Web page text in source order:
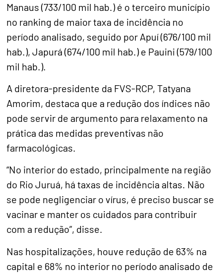
Manaus (733/100 mil hab.) é o terceiro município
no ranking de maior taxa de incidência no
período analisado, seguido por Apuí (676/100 mil
hab.), Japurá (674/100 mil hab.) e Pauini (579/100
mil hab.).
A diretora-presidente da FVS-RCP, Tatyana
Amorim, destaca que a redução dos índices não
pode servir de argumento para relaxamento na
prática das medidas preventivas não
farmacológicas.
“No interior do estado, principalmente na região
do Rio Juruá, há taxas de incidência altas. Não
se pode negligenciar o vírus, é preciso buscar se
vacinar e manter os cuidados para contribuir
com a redução”, disse.
Nas hospitalizações, houve redução de 63% na
capital e 68% no interior no período analisado de